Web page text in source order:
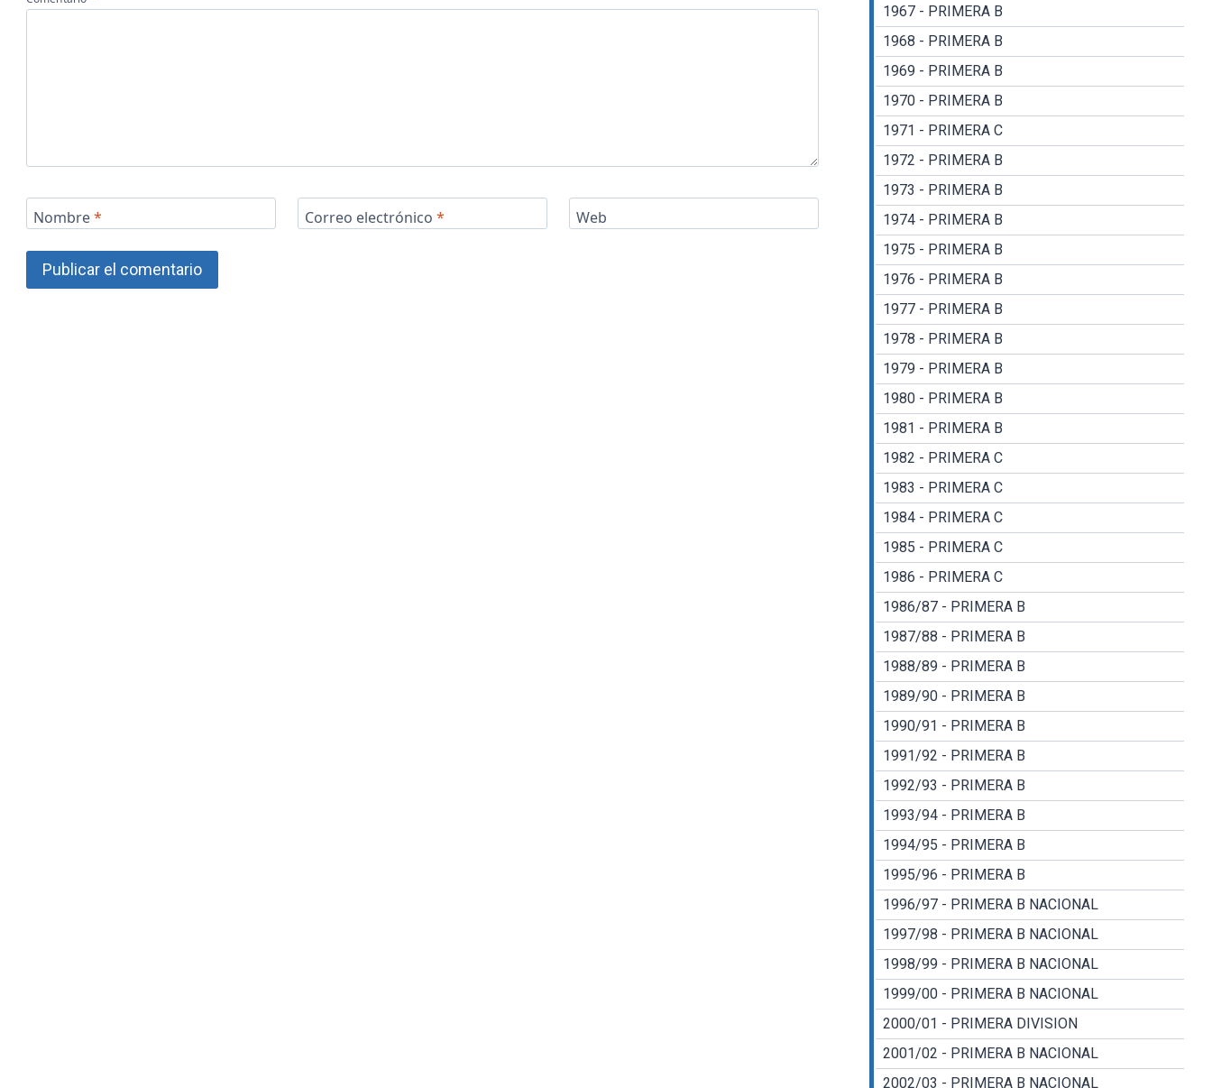
Nombre* Correo electrónico * Web
1967 - PRIMERA B
1968 - PRIMERA B
1969 - PRIMERA B
1970 - PRIMERA B
1971 - PRIMERA C
1972 - PRIMERA B
1973 - PRIMERA B
1974 - PRIMERA B
1975 - PRIMERA B
1976 - PRIMERA B
1977 - PRIMERA B
1978 - PRIMERA B
1979 - PRIMERA B
1980 - PRIMERA B
1981 - PRIMERA B
1982 - PRIMERA C
1983 - PRIMERA C
1984 - PRIMERA C
1985 - PRIMERA C
1986 - PRIMERA C
1986/87 - PRIMERA B
1987/88 - PRIMERA B
1988/89 - PRIMERA B
1989/90 - PRIMERA B
1990/91 - PRIMERA B
1991/92 - PRIMERA B
1992/93 - PRIMERA B
1993/94 - PRIMERA B
1994/95 - PRIMERA B
1995/96 - PRIMERA B
1996/97 - PRIMERA B NACIONAL
1997/98 - PRIMERA B NACIONAL
1998/99 - PRIMERA B NACIONAL
1999/00 - PRIMERA B NACIONAL
2000/01 - PRIMERA DIVISION
2001/02 - PRIMERA B NACIONAL
2002/03 - PRIMERA B NACIONAL